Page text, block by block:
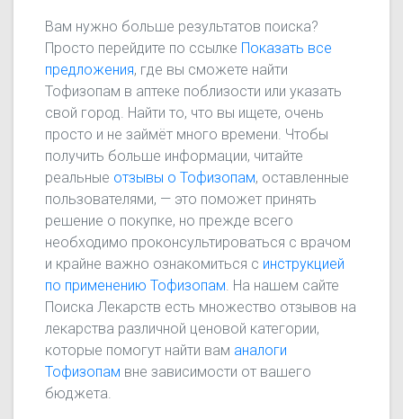
Вам нужно больше результатов поиска?
Просто перейдите по ссылке Показать все
предложения, где вы сможете найти
Тофизопам в аптеке поблизости или указать
свой город. Найти то, что вы ищете, очень
просто и не займёт много времени. Чтобы
получить больше информации, читайте
реальные отзывы о Тофизопам, оставленные
пользователями, — это поможет принять
решение о покупке, но прежде всего
необходимо проконсультироваться с врачом
и крайне важно ознакомиться с инструкцией
по применению Тофизопам . На нашем сайте
Поиска Лекарств есть множество отзывов на
лекарства различной ценовой категории,
которые помогут найти вам аналоги
Тофизопам вне зависимости от вашего
бюджета.